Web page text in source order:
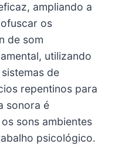
ampliando a
os
de som
utilizando
de
repentinos para
sonora é
sons ambientes
psicológico.